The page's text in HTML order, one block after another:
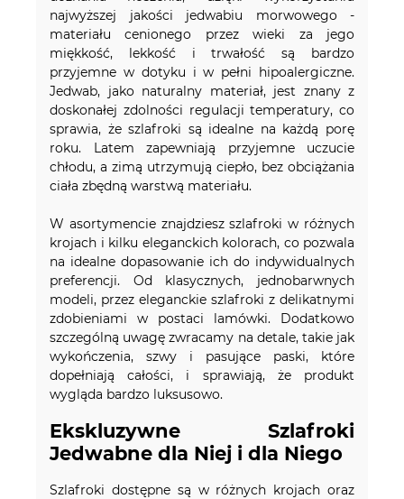
najwyższej jakości jedwabiu morwowego -
materiału cenionego przez wieki za jego
miękkość, lekkość i trwałość są bardzo
przyjemne w dotyku i w pełni hipoalergiczne.
Jedwab, jako naturalny materiał, jest znany z
doskonałej zdolności regulacji temperatury, co
sprawia, że szlafroki są idealne na każdą porę
roku. Latem zapewniają przyjemne uczucie
chłodu, a zimą utrzymują ciepło, bez obciążania
ciała zbędną warstwą materiału.
W asortymencie znajdziesz szlafroki w różnych
krojach i kilku eleganckich kolorach, co pozwala
na idealne dopasowanie ich do indywidualnych
preferencji. Od klasycznych, jednobarwnych
modeli, przez eleganckie szlafroki z delikatnymi
zdobieniami w postaci lamówki. Dodatkowo
szczególną uwagę zwracamy na detale, takie jak
wykończenia, szwy i pasujące paski, które
dopełniają całości, i sprawiają, że produkt
wygląda bardzo luksusowo.
Ekskluzywne Szlafroki
Jedwabne dla Niej i dla Niego
Szlafroki dostępne są w różnych krojach oraz